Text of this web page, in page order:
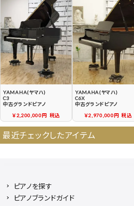
契約後の流れ
中古ピアノ買戻しサービ
ス
YAMAHA(ヤマハ)
C3
中古グランドピアノ
￥2,200,000円 税込
YAMAHA(ヤマハ)
C6X
中古グランドピアノ
￥2,970,000円 税込
最近チェックしたアイテム
ピアノを探す
ピアノブランドガイド